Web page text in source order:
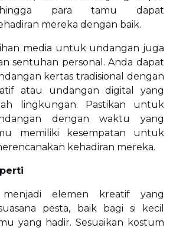
para tamu dapat
mereka dengan baik.
media untuk undangan juga
sentuhan personal. Anda dapat
kertas tradisional dengan
atau undangan digital yang
lingkungan. Pastikan untuk
dengan waktu yang
memiliki kesempatan untuk
kehadiran mereka.
elemen kreatif yang
pesta, baik bagi si kecil
yang hadir. Sesuaikan kostum